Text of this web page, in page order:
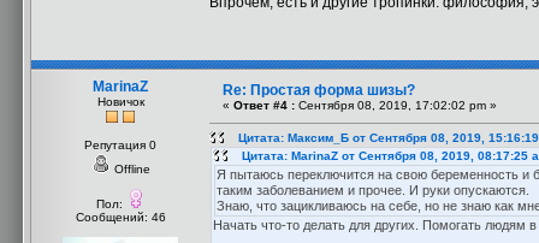
MarinaZ
Новичок
Репутация 0
Offline
Пол:
Сообщений: 46
Re: Простая форма шизы?
« Ответ #4 : Сентября 08, 2019, 17:02:02 pm »
Цитата: Максим_Б от Сентября 08, 2019,
Цитата: MarinaZ от Сентября 08, 2019, 08:17:25
Я пытаюсь переключится на свою беременность и
таким заболеванием и прочее. И руки опускаются.
Знаю, что зацикливаюсь на себе, но не знаю как
Начать что-то делать для других. Помогать людям